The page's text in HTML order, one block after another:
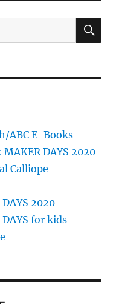
ABC E-Books
DAYS 2020
Calliope
2020
for kids –